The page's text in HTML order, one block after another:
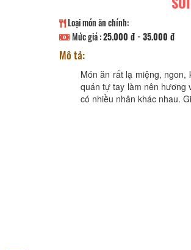
Loại món ăn chính:
Mức giá :25.000 đ - 35.000 đ
Mô tả:
Món ăn rất lạ miệng, ngon,
quán tự tay làm nên hương
có nhiều nhân khác nhau.